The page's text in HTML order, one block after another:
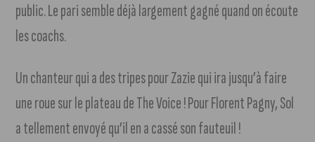
public. Le pari semble déjà largement gagné quand on écoute
les coachs.
Un chanteur qui a des tripes pour Zazie qui ira jusqu’à faire
une roue sur le plateau de The Voice ! Pour Florent Pagny, Sol
a tellement envoyé qu’il en a cassé son fauteuil !